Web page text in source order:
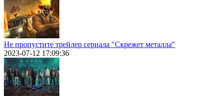
Не пропустите трейлер сериала "Скрежет металла"
2023-07-12 17:09:36